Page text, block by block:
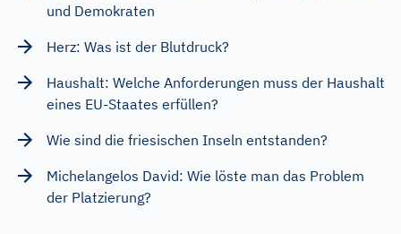
und Demokraten
Herz: Was ist der Blutdruck?
Haushalt: Welche Anforderungen muss der Haushalt
eines EU-Staates erfüllen?
Wie sind die friesischen Inseln entstanden?
Michelangelos David: Wie löste man das Problem
der Platzierung?